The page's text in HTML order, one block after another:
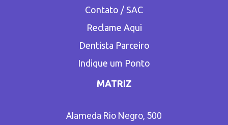
Contato / SAC
Reclame Aqui
Dentista Parceiro
Indique um Ponto
MATRIZ
Alameda Rio Negro, 500